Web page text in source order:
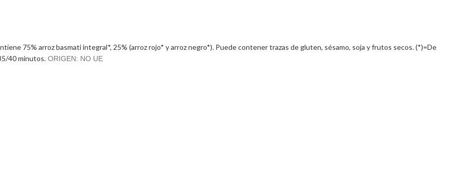
75% arroz basmati integral*, 25% (arroz rojo* y arroz negro*). Puede contener trazas de gluten, sésamo, soja y frutos secos. (*)=De
40 minutos. ORIGEN: NO UE